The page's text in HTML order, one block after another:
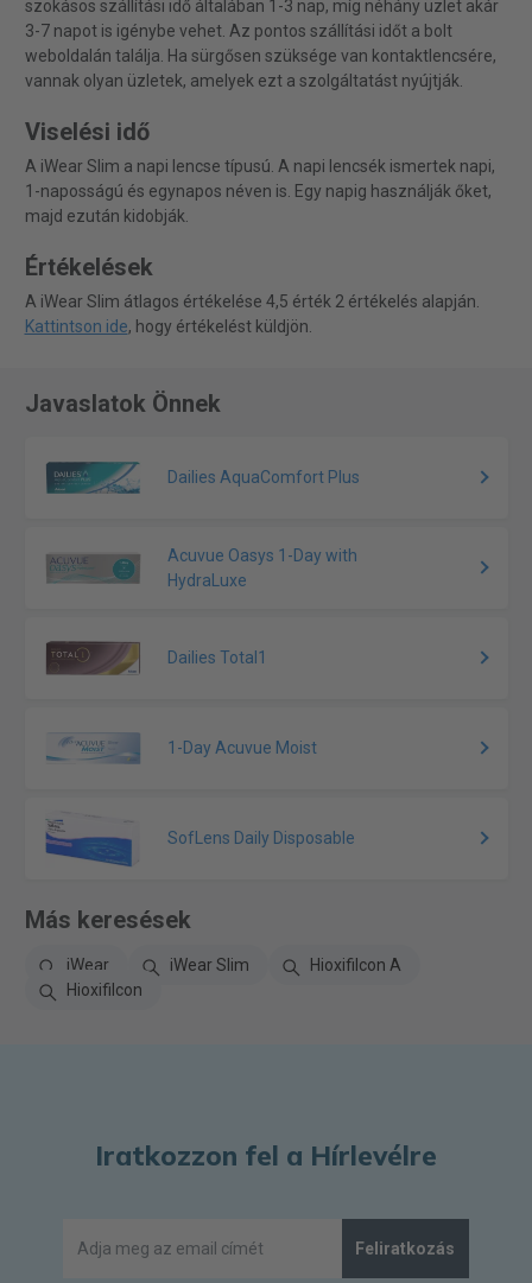
szokásos szállítási idő általában 1-3 nap, míg néhány üzlet akár
3-7 napot is igénybe vehet. Az pontos szállítási időt a bolt
weboldalán találja. Ha sürgősen szüksége van kontaktlencsére,
vannak olyan üzletek, amelyek ezt a szolgáltatást nyújtják.
Viselési idő
A iWear Slim a napi lencse típusú. A napi lencsék ismertek napi,
1-naposságú és egynapos néven is. Egy napig használják őket,
majd ezután kidobják.
Értékelések
A iWear Slim átlagos értékelése 4,5 érték 2 értékelés alapján.
Kattintson ide, hogy értékelést küldjön.
Javaslatok Önnek
Dailies AquaComfort Plus
Acuvue Oasys 1-Day with
HydraLuxe
Dailies Total1
1-Day Acuvue Moist
SofLens Daily Disposable
Más keresések
iWear iWear Slim
Hioxifilcon A
Hioxifilcon
Iratkozzon fel a Hírlevélre
Feliratkozás